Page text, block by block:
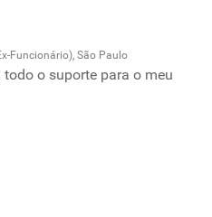
Funcionário), São Paulo
todo o suporte para o meu